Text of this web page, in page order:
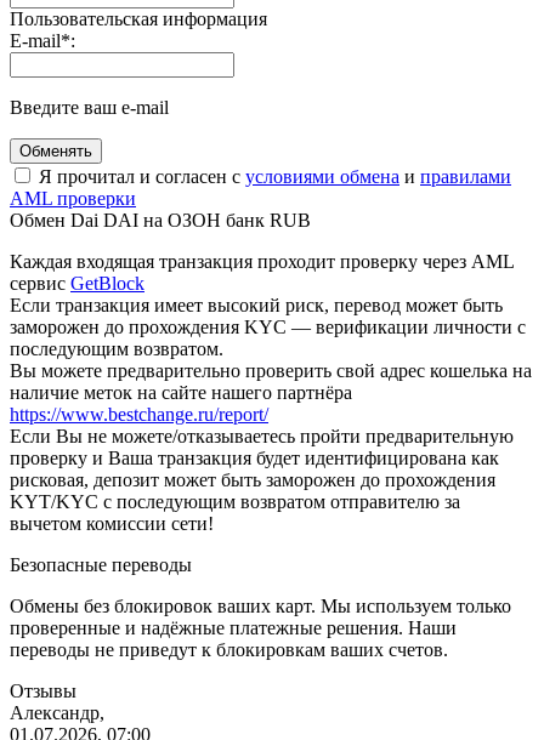
Пользовательская информация
E-mail*:
Введите ваш e-mail
Я прочитал и согласен с условиями обмена и правилами
AML проверки
Обмен Dai DAI на ОЗОН банк RUB
Каждая входящая транзакция проходит проверку через AML
сервис GetBlock
Если транзакция имеет высокий риск, перевод может быть
заморожен до прохождения KYC — верификации личности с
последующим возвратом.
Вы можете предварительно проверить свой адрес кошелька на
наличие меток на сайте нашего партнёра
https://www.bestchange.ru/report/
Eсли Вы не можете/отказываетесь пройти предварительную
проверку и Ваша транзакция будет идентифицирована как
рисковая, депозит может быть заморожен до прохождения
KYT/KYC с последующим возвратом отправителю за
вычетом комиссии сети!
Безопасные переводы
Обмены без блокировок ваших карт. Мы используем только
проверенные и надёжные платежные решения. Наши
переводы не приведут к блокировкам ваших счетов.
Отзывы
Александр,
01.07.2026, 07:00